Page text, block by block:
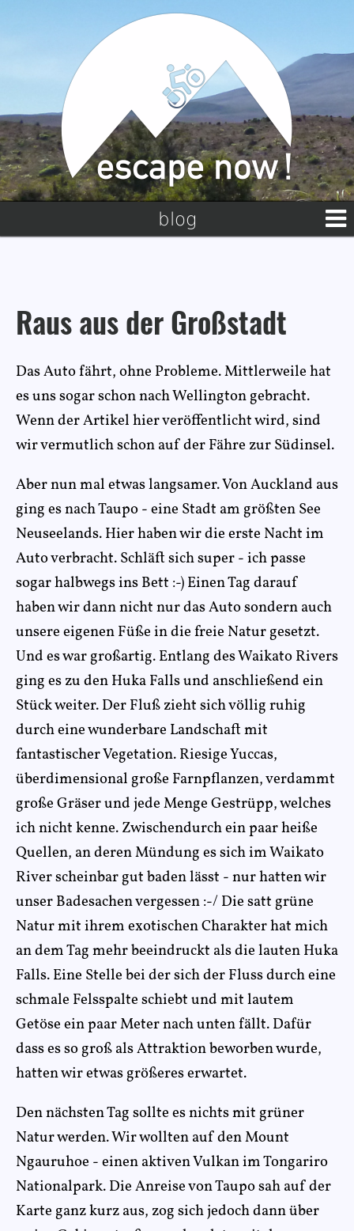
blog
Raus aus der Großstadt
Das Auto fährt, ohne Probleme. Mittlerweile hat
es uns sogar schon nach Wellington gebracht.
Wenn der Artikel hier veröffentlicht wird, sind
wir vermutlich schon auf der Fähre zur Südinsel.
Aber nun mal etwas langsamer. Von Auckland aus
ging es nach Taupo - eine Stadt am größten See
Neuseelands. Hier haben wir die erste Nacht im
Auto verbracht. Schläft sich super - ich passe
sogar halbwegs ins Bett :-) Einen Tag darauf
haben wir dann nicht nur das Auto sondern auch
unsere eigenen Füße in die freie Natur gesetzt.
Und es war großartig. Entlang des Waikato Rivers
ging es zu den Huka Falls und anschließend ein
Stück weiter. Der Fluß zieht sich völlig ruhig
durch eine wunderbare Landschaft mit
fantastischer Vegetation. Riesige Yuccas,
überdimensional große Farnpflanzen, verdammt
große Gräser und jede Menge Gestrüpp, welches
ich nicht kenne. Zwischendurch ein paar heiße
Quellen, an deren Mündung es sich im Waikato
River scheinbar gut baden lässt - nur hatten wir
unser Badesachen vergessen :-/ Die satt grüne
Natur mit ihrem exotischen Charakter hat mich
an dem Tag mehr beeindruckt als die lauten Huka
Falls. Eine Stelle bei der sich der Fluss durch eine
schmale Felsspalte schiebt und mit lautem
Getöse ein paar Meter nach unten fällt. Dafür
dass es so groß als Attraktion beworben wurde,
hatten wir etwas größeres erwartet.
Den nächsten Tag sollte es nichts mit grüner
Natur werden. Wir wollten auf den Mount
Ngauruhoe - einen aktiven Vulkan im Tongariro
Nationalpark. Die Anreise von Taupo sah auf der
Karte ganz kurz aus, zog sich jedoch dann über